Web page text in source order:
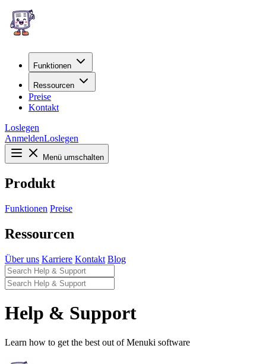
Funktionen
Ressourcen
Preise
Kontakt
Loslegen
AnmeldenLoslegen
Menü umschalten
Produkt
Funktionen Preise
Ressourcen
Über uns Karriere Kontakt Blog
Help & Support
Learn how to get the best out of Menuki software